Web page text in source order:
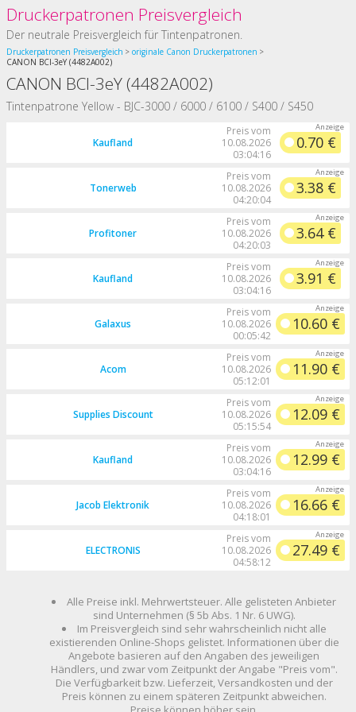
Druckerpatronen Preisvergleich
Der neutrale Preisvergleich für Tintenpatronen.
Druckerpatronen Preisvergleich
originale Canon Druckerpatronen
CANON BCI-3eY (4482A002)
CANON BCI-3eY (4482A002)
Tintenpatrone Yellow - BJC-3000 / 6000 / 6100 / S400 / S450
Kaufland
Preis vom
10.08.2026
03:04:16
0.70 €
Tonerweb
Preis vom
10.08.2026
04:20:04
3.38 €
Profitoner
Preis vom
10.08.2026
04:20:03
3.64 €
Kaufland
Preis vom
10.08.2026
03:04:16
3.91 €
Galaxus
Preis vom
10.08.2026
00:05:42
10.60 €
Acom
Preis vom
10.08.2026
05:12:01
11.90 €
Supplies Discount
Preis vom
10.08.2026
05:15:54
12.09 €
Kaufland
Preis vom
10.08.2026
03:04:16
12.99 €
Jacob Elektronik
Preis vom
10.08.2026
04:18:01
16.66 €
ELECTRONIS
Preis vom
10.08.2026
04:58:12
27.49 €
Alle Preise inkl. Mehrwertsteuer. Alle gelisteten Anbieter
sind Unternehmen (§ 5b Abs. 1 Nr. 6 UWG).
Im Preisvergleich sind sehr wahrscheinlich nicht alle
existierenden Online-Shops gelistet. Informationen über die
Angebote basieren auf den Angaben des jeweiligen
Händlers, und zwar vom Zeitpunkt der Angabe "Preis vom".
Die Verfügbarkeit bzw. Lieferzeit, Versandkosten und der
Preis können zu einem späteren Zeitpunkt abweichen.